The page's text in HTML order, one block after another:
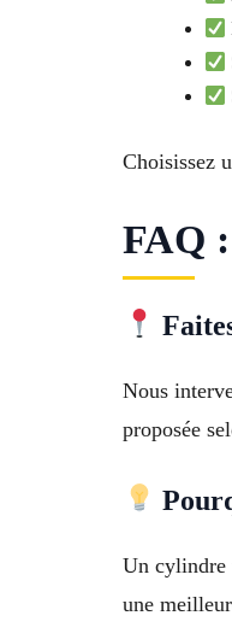
Choisissez
FAQ
Nous
proposée
Un cylindre
une